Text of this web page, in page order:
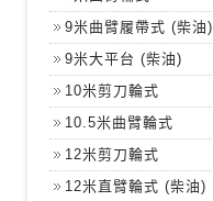
9米曲臂履帶式 (柴油)
9米大平台 (柴油)
10米剪刀輪式
10.5米曲臂輪式
12米剪刀輪式
12米直臂輪式 (柴油)